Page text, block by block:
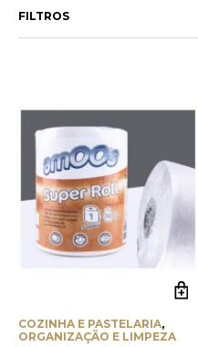
FILTROS
COZINHA E PASTELARIA,
ORGANIZAÇÃO E LIMPEZA